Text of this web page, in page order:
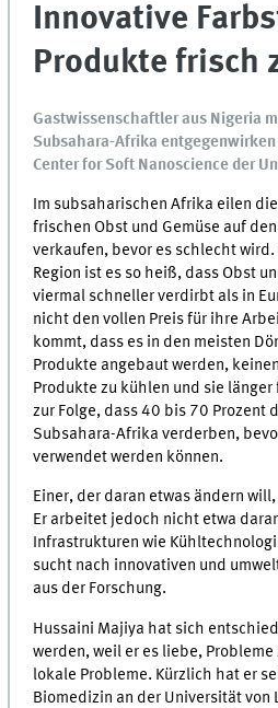
Innovative
Produkte frisch
Gastwissenschaftler aus Nigeria
Subsahara-Afrika
Center for Soft Nanoscience der
Im subsaharischen Afrika eilen
frischen Obst und Gemüse auf
verkaufen, bevor es schlecht
Region ist es so heiß, dass Obst
viermal schneller verdirbt als in
nicht den vollen Preis für ihre
kommt, dass es in den meisten
Produkte angebaut werden,
Produkte zu kühlen und sie
zur Folge, dass 40 bis 70 Prozent
Subsahara-Afrika verderben,
verwendet werden können.
Einer, der daran etwas ändern
Er arbeitet jedoch nicht etwa
Infrastrukturen wie
sucht nach innovativen und
aus der Forschung.
Hussaini Majiya hat sich
werden, weil er es liebe, Probleme
lokale Probleme. Kürzlich hat er
Biomedizin an der Universität von